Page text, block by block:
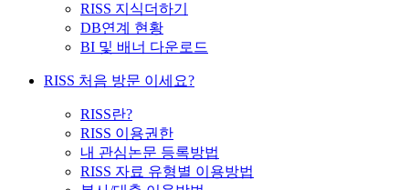
RISS 지식더하기
DB연계 현황
BI 및 배너 다운로드
RISS 처음 방문 이세요?
RISS란?
RISS 이용권한
내 관심논문 등록방법
RISS 자료 유형별 이용방법